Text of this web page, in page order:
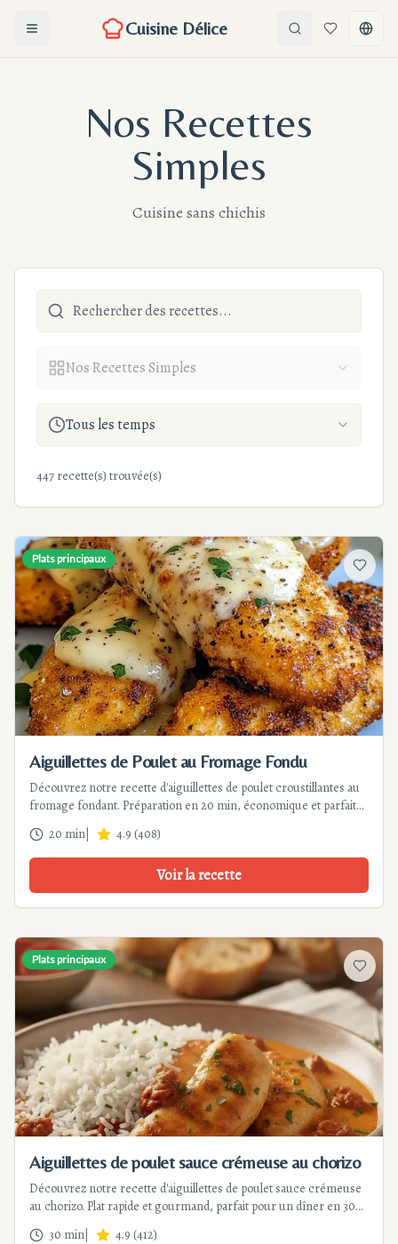
Ouvrir le menu Cuisine Délice SearchFavoris
Nos Recettes
Simples
Cuisine sans chichis
Nos Recettes Simples
Tous les temps
447 recette(s) trouvée(s)
Plats principaux
Aiguillettes de Poulet au Fromage Fondu
Découvrez notre recette d'aiguillettes de poulet croustillantes au
fromage fondant. Préparation en 20 min, économique et parfaite
pour un dîner rapide. Astuces et variantes incluses.
20 min 4.9 (408)
Voir la recette
Plats principaux
Aiguillettes de poulet sauce crémeuse au chorizo
Découvrez notre recette d'aiguillettes de poulet sauce crémeuse
au chorizo. Plat rapide et gourmand, parfait pour un dîner en 30
min. Équilibre parfait entre tendreté et saveurs fumées.
30 min 4.9 (412)